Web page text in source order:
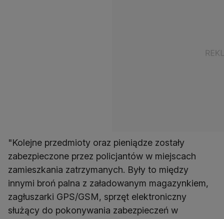
"Kolejne przedmioty oraz pieniądze zostały
zabezpieczone przez policjantów w miejscach
zamieszkania zatrzymanych. Były to między
innymi broń palna z załadowanym magazynkiem,
zagłuszarki GPS/GSM, sprzęt elektroniczny
służący do pokonywania zabezpieczeń w